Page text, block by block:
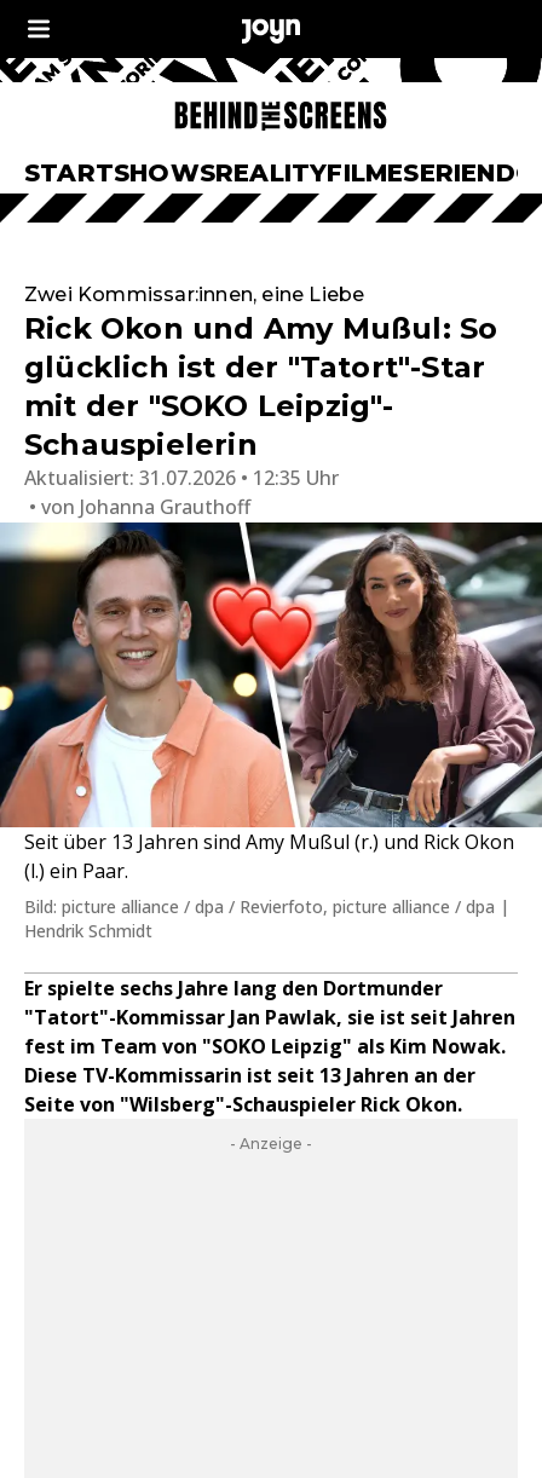
STARTSHOWSREALITYFILMESERIEN
Zwei Kommissar:innen, eine Liebe
Rick Okon und Amy Mußul: So
glücklich ist der "Tatort"-Star
mit der "SOKO Leipzig"-
Schauspielerin
Aktualisiert: 31.07.2026 • 12:35 Uhr
von Johanna Grauthoff
Seit über 13 Jahren sind Amy Mußul (r.) und Rick Okon
(l.) ein Paar.
Bild: picture alliance / dpa / Revierfoto, picture alliance / dpa |
Hendrik Schmidt
Er spielte sechs Jahre lang den Dortmunder
"Tatort"-Kommissar Jan Pawlak, sie ist seit Jahren
fest im Team von "SOKO Leipzig" als Kim Nowak.
Diese TV-Kommissarin ist seit 13 Jahren an der
Seite von "Wilsberg"-Schauspieler Rick Okon.
- Anzeige -